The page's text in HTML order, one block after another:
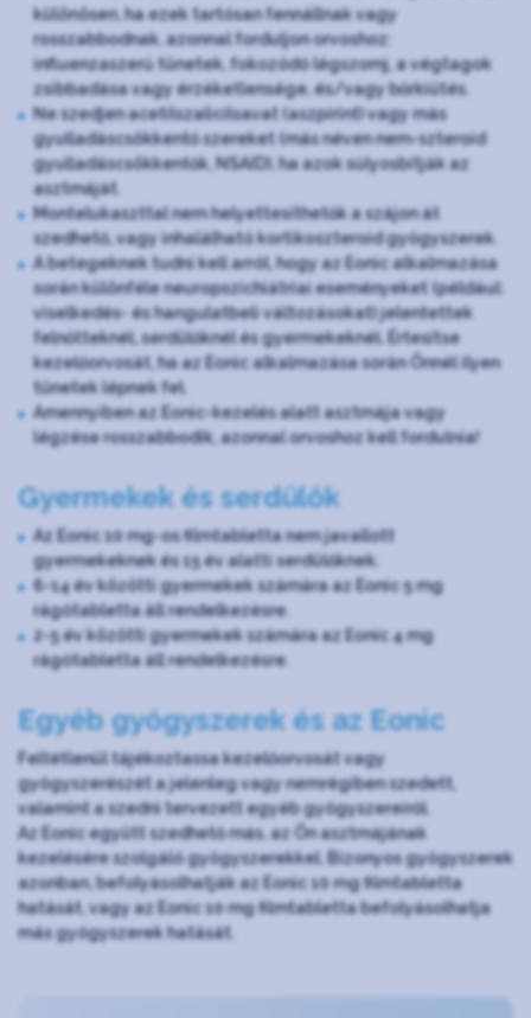
különösen, ha ezek tartósan fennállnak vagy
rosszabbodnak, azonnal forduljon orvoshoz:
influenzaszerű tünetek, fokozódó légszomj, a végtagok
zsibbadása vagy érzéketlensége, és/vagy bőrkiütés.
Ne szedjen acetilszalicilsavat (aszpirint) vagy más
gyulladáscsökkentő szereket (más néven nem-szteroid
gyulladáscsökkentők, NSAID), ha azok súlyosbítják az
asztmáját.
Montelukaszttal nem helyettesíthetők a szájon át
szedhető, vagy inhalálható kortikoszteroid gyógyszerek.
A betegeknek tudni kell arról, hogy az Eonic alkalmazása
során különféle neuropszichiátriai eseményeket (például:
viselkedés- és hangulatbeli változásokat) jelentettek
felnőtteknél, serdülőknél és gyermekeknél. Értesítse
kezelőorvosát, ha az Eonic alkalmazása során Önnél ilyen
tünetek lépnek fel.
Amennyiben az Eonic-kezelés alatt asztmája vagy
légzése rosszabbodik, azonnal orvoshoz kell fordulnia!
Gyermekek és serdülők
Az Eonic 10 mg-os filmtabletta nem javallott
gyermekeknek és 15 év alatti serdülőknek.
6-14 év közötti gyermekek számára az Eonic 5 mg
rágótabletta áll rendelkezésre.
2-5 év közötti gyermekek számára az Eonic 4 mg
rágótabletta áll rendelkezésre.
Egyéb gyógyszerek és az Eonic
Feltétlenül tájékoztassa kezelőorvosát vagy
gyógyszerészét a jelenleg vagy nemrégiben szedett,
valamint a szedni tervezett egyéb gyógyszereiről.
Az Eonic együtt szedhető más, az Ön asztmájának
kezelésére szolgáló gyógyszerekkel. Bizonyos gyógyszerek
azonban, befolyásolhatják az Eonic 10 mg filmtabletta
hatását, vagy az Eonic 10 mg filmtabletta befolyásolhatja
más gyógyszerek hatását.